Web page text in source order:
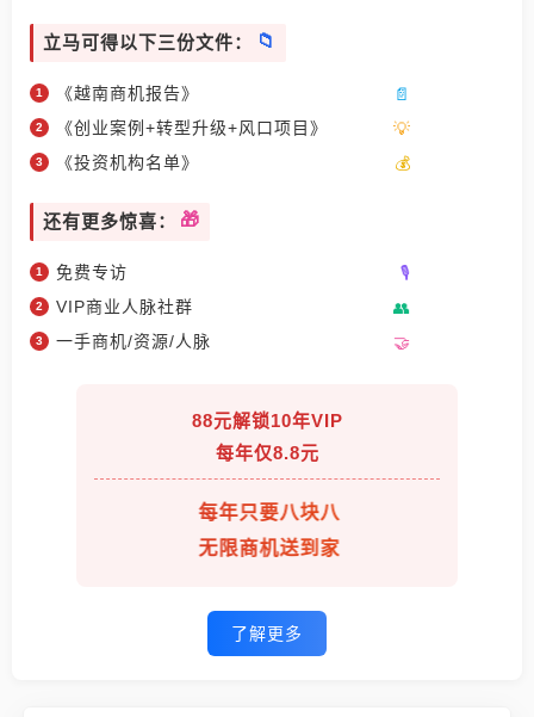
立马可得以下三份文件：
《越南商机报告》
《创业案例+转型升级+风口项目》
《投资机构名单》
还有更多惊喜：
免费专访
VIP商业人脉社群
一手商机/资源/人脉
88元解锁10年VIP
每年仅8.8元
每年只要八块八
无限商机送到家
了解更多